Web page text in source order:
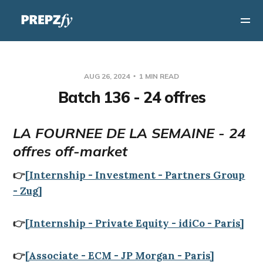
AUG 26, 2024 1 MIN READ
Batch 136 - 24 offres
LA FOURNEE DE LA SEMAINE - 24
offres off-market
👉[Internship - Investment - Partners Group
- Zug]
👉[Internship - Private Equity - idiCo - Paris]
👉[Associate - ECM - JP Morgan - Paris]